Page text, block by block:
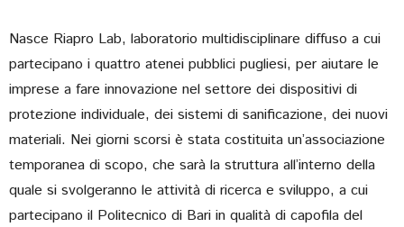
Nasce Riapro Lab, laboratorio multidisciplinare diffuso a cui
partecipano i quattro atenei pubblici pugliesi, per aiutare le
imprese a fare innovazione nel settore dei dispositivi di
protezione individuale, dei sistemi di sanificazione, dei nuovi
materiali. Nei giorni scorsi è stata costituita un’associazione
temporanea di scopo, che sarà la struttura all’interno della
quale si svolgeranno le attività di ricerca e sviluppo, a cui
partecipano il Politecnico di Bari in qualità di capofila del